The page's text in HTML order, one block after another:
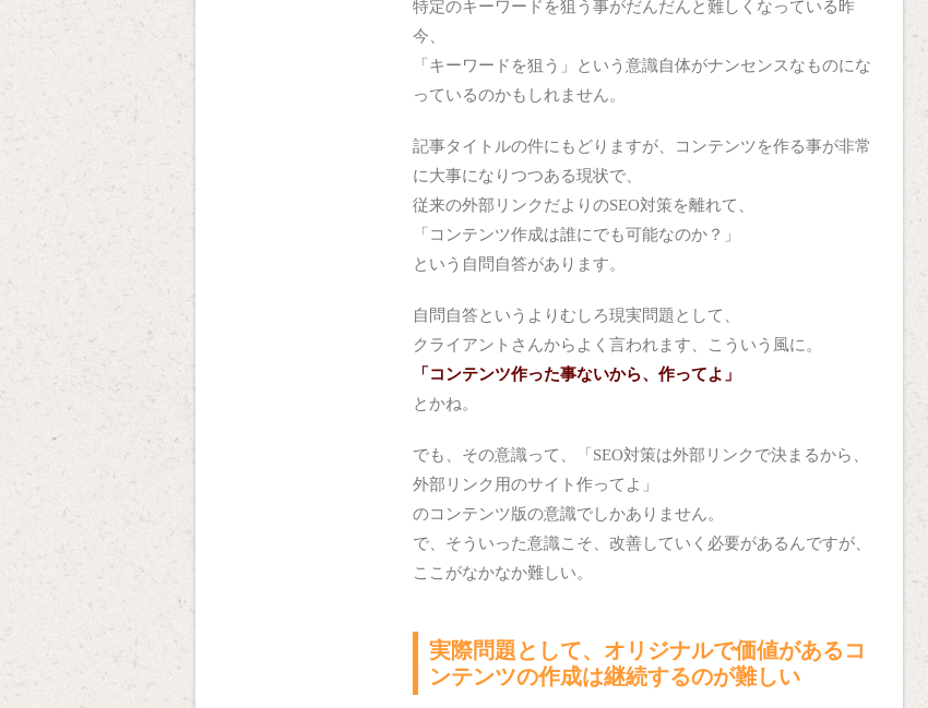
特定のキーワードを狙う事がだんだんと難しくなっている昨
今、
「キーワードを狙う」という意識自体がナンセンスなものにな
っているのかもしれません。
記事タイトルの件にもどりますが、コンテンツを作る事が非常
に大事になりつつある現状で、
従来の外部リンクだよりのSEO対策を離れて、
「コンテンツ作成は誰にでも可能なのか？」
という自問自答があります。
自問自答というよりむしろ現実問題として、
クライアントさんからよく言われます、こういう風に。
「コンテンツ作った事ないから、作ってよ」
とかね。
でも、その意識って、「SEO対策は外部リンクで決まるから、
外部リンク用のサイト作ってよ」
のコンテンツ版の意識でしかありません。
で、そういった意識こそ、改善していく必要があるんですが、
ここがなかなか難しい。
実際問題として、オリジナルで価値があるコ
ンテンツの作成は継続するのが難しい